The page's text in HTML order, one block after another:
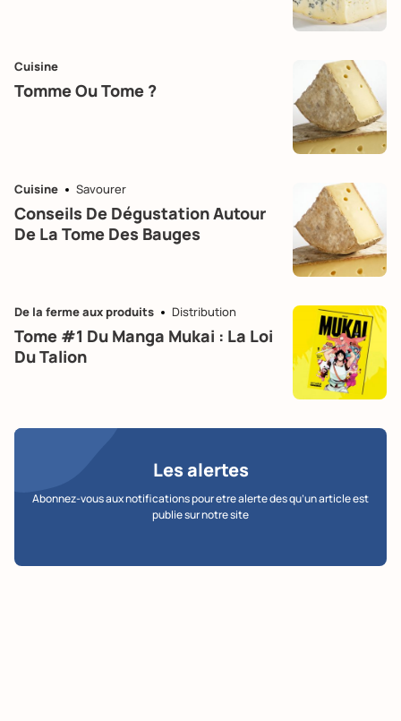
Cuisine
Tomme Ou Tome ?
Cuisine Savourer
Conseils De Dégustation Autour
De La Tome Des Bauges
De la ferme aux produits Distribution
Tome #1 Du Manga Mukai : La Loi
Du Talion
Les alertes
Abonnez-vous aux notifications pour etre alerte des qu’un article est
publie sur notre site